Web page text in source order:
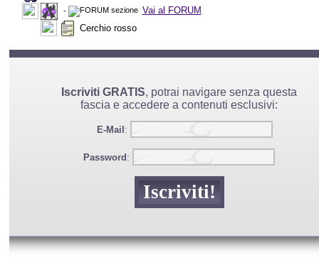
-
Vai al FORUM
Cerchio rosso
Iscriviti GRATIS, potrai navigare senza questa
fascia e accedere a contenuti esclusivi:
E-Mail :
Password :